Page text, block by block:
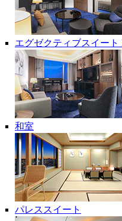
エグゼクティブスイート
和室
パレススイート